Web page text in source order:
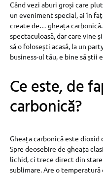
Când vezi aburi groși care
un eveniment special, ai în
create de… gheața
spectaculoasă, dar care vine
să o folosești acasă, la un
business-ul tău, e bine să știi
Ce este, de
carbonică?
Gheața carbonică este dioxid
Spre deosebire de gheața
lichid, ci trece direct din
sublimare. Are o